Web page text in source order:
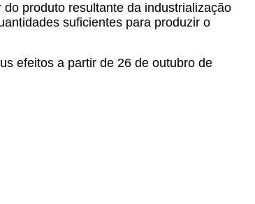
produto resultante da industrialização
suficientes para produzir o
efeitos a partir de 26 de outubro de